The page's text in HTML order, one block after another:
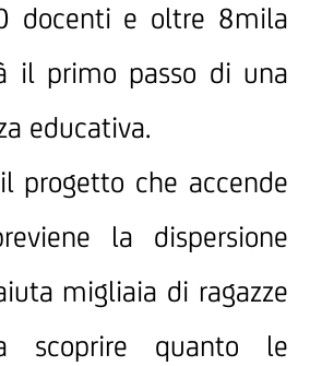
docenti e oltre 8mila
il primo passo di una
educativa.
progetto che accende
la dispersione
migliaia di ragazze
scoprire quanto le